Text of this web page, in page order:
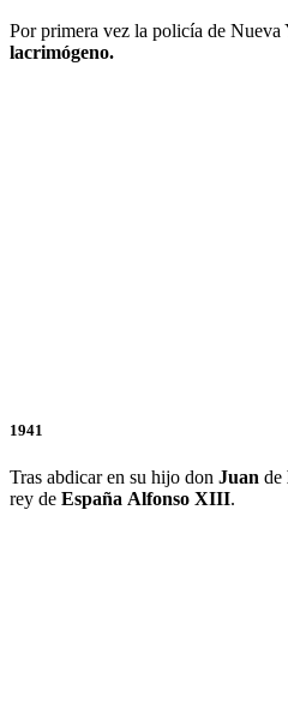
Por primera vez la policía de Nueva
lacrimógeno.
1941
Tras abdicar en su hijo don Juan de
rey de España Alfonso XIII.